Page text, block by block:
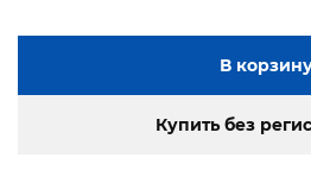
В
Купить без